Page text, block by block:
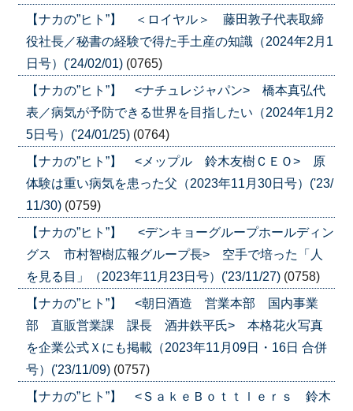
【ナカの”ヒト”】 ＜ロイヤル＞ 藤田敦子代表取締
役社長／秘書の経験で得た手土産の知識（2024年2月1
日号）('24/02/01) (0765)
【ナカの”ヒト”】 <ナチュレジャパン> 橋本真弘代
表／病気が予防できる世界を目指したい（2024年1月2
5日号）('24/01/25) (0764)
【ナカの”ヒト”】 <メップル 鈴木友樹ＣＥＯ> 原
体験は重い病気を患った父（2023年11月30日号）('23/
11/30) (0759)
【ナカの”ヒト”】 <デンキョーグループホールディン
グス 市村智樹広報グループ長> 空手で培った「人
を見る目」（2023年11月23日号）('23/11/27) (0758)
【ナカの”ヒト”】 <朝日酒造 営業本部 国内事業
部 直販営業課 課長 酒井鉄平氏> 本格花火写真
を企業公式Ｘにも掲載（2023年11月09日・16日 合併
号）('23/11/09) (0757)
【ナカの”ヒト”】 <ＳａｋｅＢｏｔｔｌｅｒｓ 鈴木